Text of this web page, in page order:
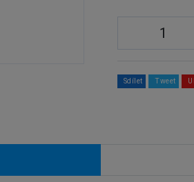
Sdílet Tweet